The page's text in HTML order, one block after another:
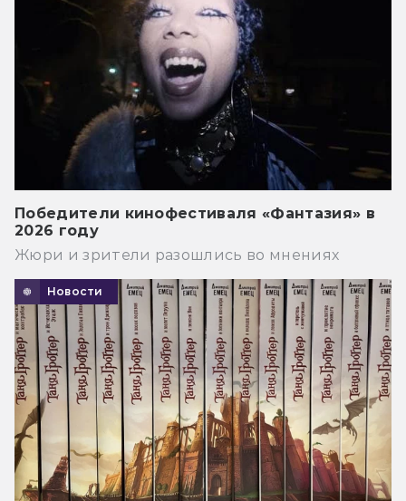
Победители кинофестиваля «Фантазия» в
2026 году
Жюри и зрители разошлись во мнениях
Новости